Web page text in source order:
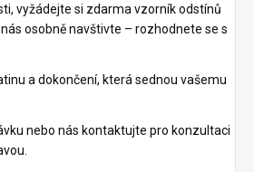
vyžádejte si zdarma vzorník odstínů
osobně navštivte – rozhodnete se s
a dokončení, která sednou vašemu
nebo nás kontaktujte pro konzultaci